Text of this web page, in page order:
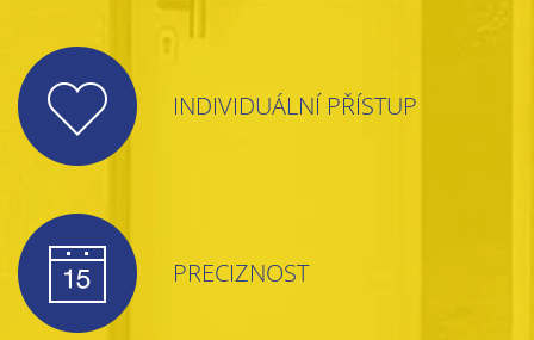
INDIVIDUÁLNÍ PŘÍSTUP
PRECIZNOST